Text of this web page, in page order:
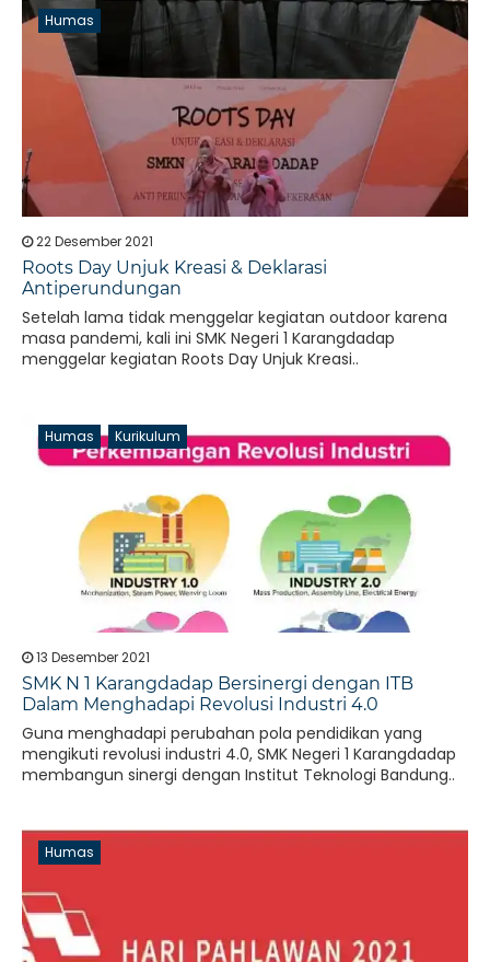
Humas
22 Desember 2021
Roots Day Unjuk Kreasi & Deklarasi
Antiperundungan
Setelah lama tidak menggelar kegiatan outdoor karena
masa pandemi, kali ini SMK Negeri 1 Karangdadap
menggelar kegiatan Roots Day Unjuk Kreasi..
Humas Kurikulum
13 Desember 2021
SMK N 1 Karangdadap Bersinergi dengan ITB
Dalam Menghadapi Revolusi Industri 4.0
Guna menghadapi perubahan pola pendidikan yang
mengikuti revolusi industri 4.0, SMK Negeri 1 Karangdadap
membangun sinergi dengan Institut Teknologi Bandung..
Humas